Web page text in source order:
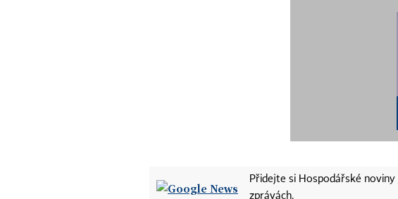
Přidejte si Hospodářské noviny
zprávách.